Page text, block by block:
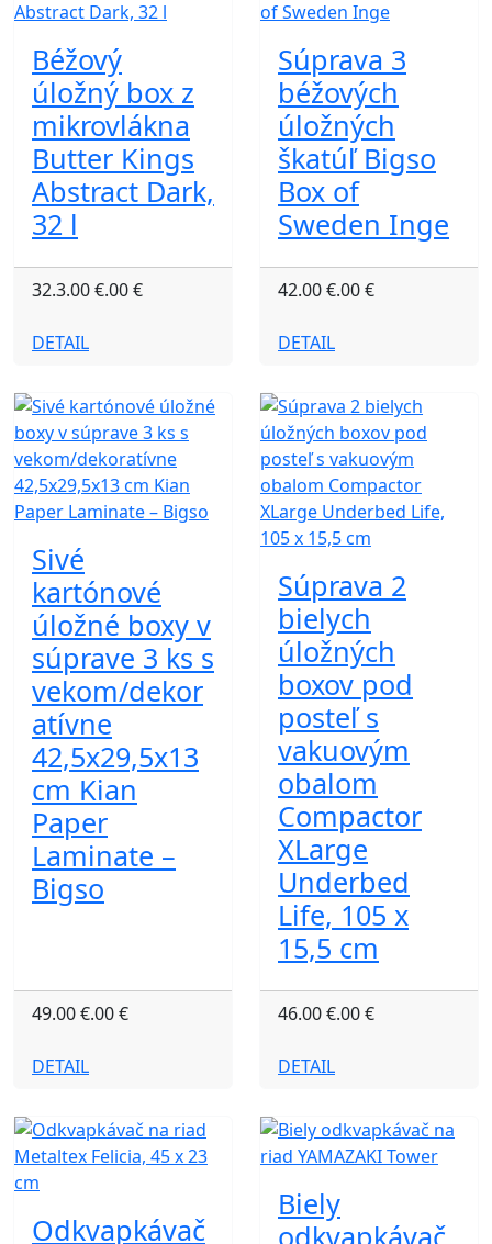
Béžový
úložný box z
mikrovlákna
Butter Kings
Abstract Dark,
32 l
32.3.00 €.00 €
DETAIL
Súprava 3
béžových
úložných
škatúľ Bigso
Box of
Sweden Inge
42.00 €.00 €
DETAIL
Sivé
kartónové
úložné boxy v
súprave 3 ks s
vekom/dekor
atívne
42,5x29,5x13
cm Kian
Paper
Laminate –
Bigso
49.00 €.00 €
DETAIL
Súprava 2
bielych
úložných
boxov pod
posteľ s
vakuovým
obalom
Compactor
XLarge
Underbed
Life, 105 x
15,5 cm
46.00 €.00 €
DETAIL
Odkvapkávač
Biely
odkvapkávač